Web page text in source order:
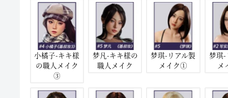
小橘子-キキ様
の職人メイク
③
梦凡-キキ様の
職人メイク
梦琪-リアル製
メイク①
梦琪-